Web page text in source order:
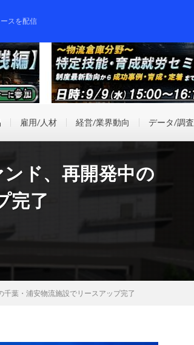
スを配信
雇用/人材 経営/業界動向 データ/調査
ド、再開発中の
完了
葉・浦安物流施設でリースアップ完了